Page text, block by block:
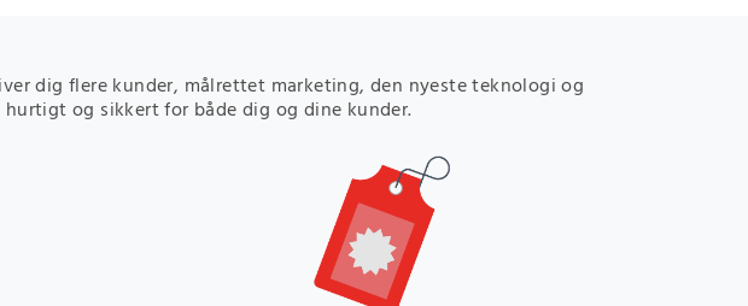
dig flere kunder, målrettet marketing, den nyeste teknologi og
og sikkert for både dig og dine kunder.